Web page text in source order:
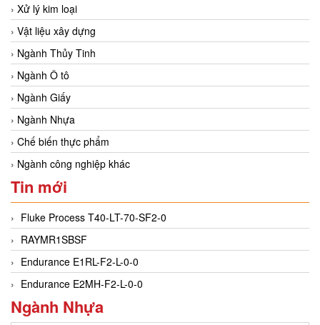
Xử lý kim loại
Vật liệu xây dựng
Ngành Thủy Tinh
Ngành Ô tô
Ngành Giấy
Ngành Nhựa
Chế biến thực phẩm
Ngành công nghiệp khác
Tin mới
Fluke Process T40-LT-70-SF2-0
RAYMR1SBSF
Endurance E1RL-F2-L-0-0
Endurance E2MH-F2-L-0-0
Ngành Nhựa